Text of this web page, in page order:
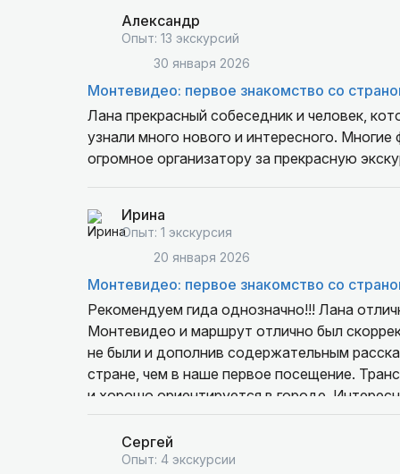
Александр
Опыт: 13 экскурсий
30 января 2026
Монтевидео: первое знакомство со
Лана прекрасный собеседник и человек,
узнали много нового и интересного.
огромное организатору за прекрасную
Ирина
Опыт: 1 экскурсия
20 января 2026
Монтевидео: первое знакомство со
Рекомендуем гида однозначно!!! Лана
Монтевидео и маршрут отлично был
не были и дополнив содержательным
стране, чем в наше первое посещение.
и хорошо ориентируется в городе.
любопытством и задавали много вопросов,
знанием.Сергей
Опыт: 4 экскурсии